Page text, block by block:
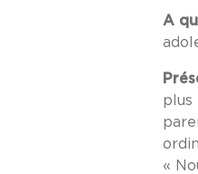
A
plus
«